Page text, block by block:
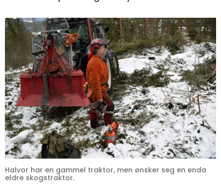
Halvor har en gammel traktor, men ønsker seg en enda
eldre skogstraktor.